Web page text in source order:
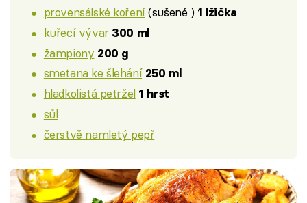
provensálské koření(sušené ) 1 lžička
kuřecí vývar 300 ml
žampiony 200 g
smetana ke šlehání 250 ml
hladkolistá petržel 1 hrst
sůl
čerstvě namletý pepř